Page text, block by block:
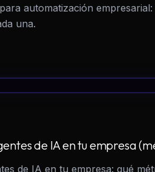
automatización
una.
de IA en tu empresa
de IA en tu empresa: qué